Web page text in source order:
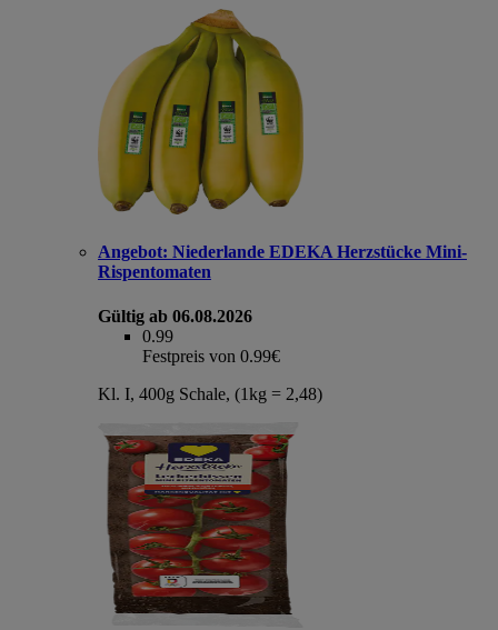
Angebot: Niederlande EDEKA Herzstücke Mini-
Rispentomaten
Gültig ab 06.08.2026
0.99
Festpreis von 0.99€
Kl. I, 400g Schale, (1kg = 2,48)